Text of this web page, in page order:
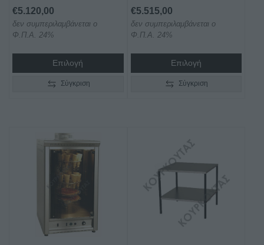
€5.120,00
δεν συμπεριλαμβάνεται ο
Φ.Π.Α. 24%
Επιλογή
Σύγκριση
€5.515,00
δεν συμπεριλαμβάνεται ο
Φ.Π.Α. 24%
Επιλογή
Σύγκριση
πολλαπλές